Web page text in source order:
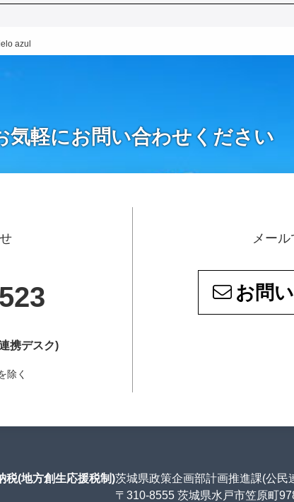
azul
気軽にお問い合わせください
携デスク)
除く
メー
お問
税(地方創生応援税制)茨城県政策企画部計画推進課(公民
〒310-8555 茨城県水戸市笠原町